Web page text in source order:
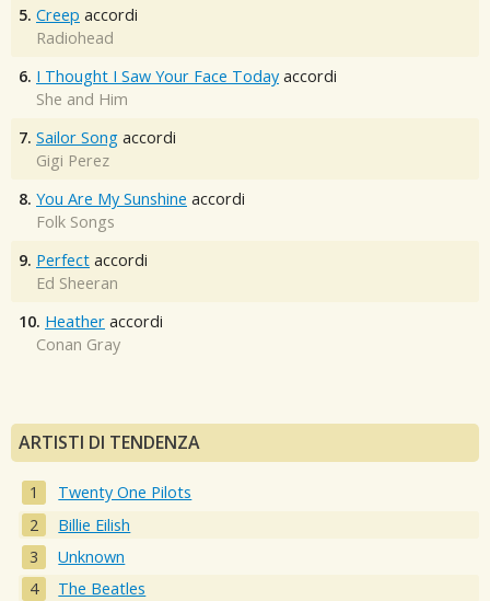
5. Creep accordi
Radiohead
6. I Thought I Saw Your Face Today accordi
She and Him
7. Sailor Song accordi
Gigi Perez
8. You Are My Sunshine accordi
Folk Songs
9. Perfect accordi
Ed Sheeran
10. Heather accordi
Conan Gray
ARTISTI DI TENDENZA
Twenty One Pilots
Billie Eilish
Unknown
The Beatles